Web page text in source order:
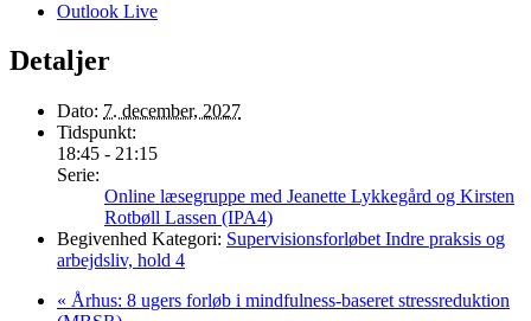
Outlook Live
Detaljer
Dato: 7. december, 2027
Tidspunkt:
18:45 - 21:15
Serie:
Online læsegruppe med Jeanette Lykkegård og Kirsten
Rotbøll Lassen (IPA4)
Begivenhed Kategori: Supervisionsforløbet Indre praksis og
arbejdsliv, hold 4
« Århus: 8 ugers forløb i mindfulness-baseret stressreduktion